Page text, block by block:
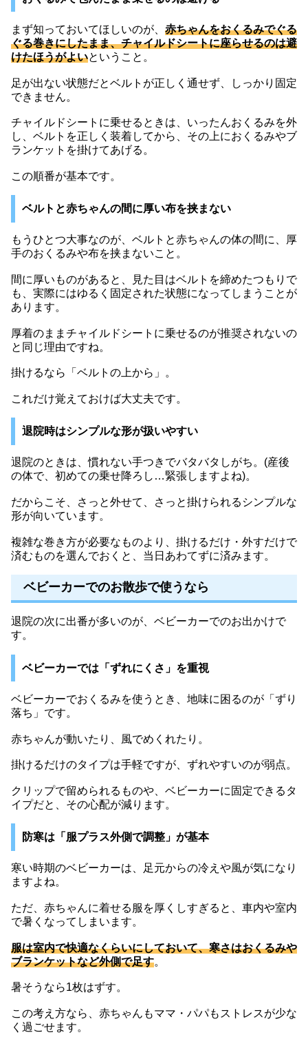
まず知っておいてほしいのが、 赤ちゃんをおくるみでぐる
ぐる巻きにしたまま、チャイルドシートに座らせるのは避
けたほうがよいということ。
足が出ない状態だとベルトが正しく通せず、しっかり固定
できません。
チャイルドシートに乗せるときは、いったんおくるみを外
し、ベルトを正しく装着してから、その上におくるみやブ
ランケットを掛けてあげる。
この順番が基本です。
ベルトと赤ちゃんの間に厚い布を挟まない
もうひとつ大事なのが、ベルトと赤ちゃんの体の間に、厚
手のおくるみや布を挟まないこと。
間に厚いものがあると、見た目はベルトを締めたつもりで
も、実際にはゆるく固定された状態になってしまうことが
あります。
厚着のままチャイルドシートに乗せるのが推奨されないの
と同じ理由ですね。
掛けるなら「ベルトの上から」。
これだけ覚えておけば大丈夫です。
退院時はシンプルな形が扱いやすい
退院のときは、慣れない手つきでバタバタしがち。(産後
の体で、初めての乗せ降ろし…緊張しますよね)。
だからこそ、さっと外せて、さっと掛けられるシンプルな
形が向いています。
複雑な巻き方が必要なものより、掛けるだけ・外すだけで
済むものを選んでおくと、当日あわてずに済みます。
ベビーカーでのお散歩で使うなら
退院の次に出番が多いのが、ベビーカーでのお出かけで
す。
ベビーカーでは「ずれにくさ」を重視
ベビーカーでおくるみを使うとき、地味に困るのが「ずり
落ち」です。
赤ちゃんが動いたり、風でめくれたり。
掛けるだけのタイプは手軽ですが、ずれやすいのが弱点。
クリップで留められるものや、ベビーカーに固定できるタ
イプだと、その心配が減ります。
防寒は「服プラス外側で調整」が基本
寒い時期のベビーカーは、足元からの冷えや風が気になり
ますよね。
ただ、赤ちゃんに着せる服を厚くしすぎると、車内や室内
で暑くなってしまいます。
服は室内で快適なくらいにしておいて、寒さはおくるみや
ブランケットなど外側で足す。
暑そうなら1枚はずす。
この考え方なら、赤ちゃんもママ・パパもストレスが少な
く過ごせます。